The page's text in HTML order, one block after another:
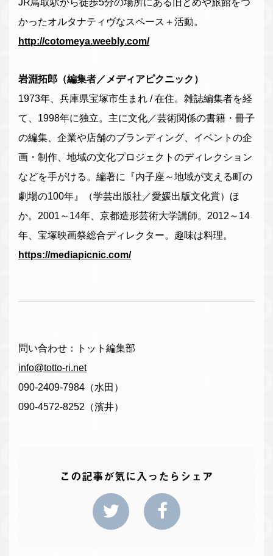
JR鳥取駅から徒歩5分の場所にある旧とめや旅館をつ
かったオルタナティヴなスペース＋活動。
http://cotomeya.weebly.com/
岩淵拓郎（編集者／メディアピクニック）
1973年、兵庫県宝塚市生まれ / 在住。雑誌編集者を経
て、1998年に独立。主に文化／芸術関係の書籍・冊子
の編集、企業や店舗のブランディング、イベントの企
画・制作、地域の文化プロジェクトのディレクション
などを手がける。編著に『内子座～地域が支える町の
劇場の100年』（学芸出版社／愛媛出版文化賞）ほ
か。2001～14年、京都造形芸術大学講師。2012～14
年、宝塚映画祭総合ディレクター。趣味は料理。
https://mediapicnic.com/
問い合わせ：トット編集部
info@totto-ri.net
090-2409-7984（水田）
090-4572-8252（濱井）
この記事が気に入ったらシェア